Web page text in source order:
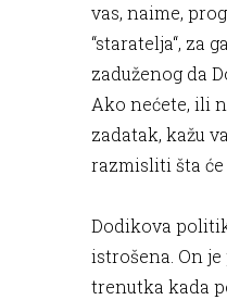
vas, naime,
“staratelja“, za
zaduženog da
Ako nećete, ili
zadatak, kažu
razmisliti šta će
Dodikova
istrošena. On
trenutka kada